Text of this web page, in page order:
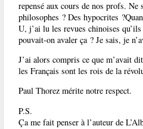
repensé aux cours de nos profs. Ne
philosophes ? Des hypocrites
U, j’ai lu les revues chinoises
pouvait-on avaler ça ? Je sais, je
J’ai alors compris ce que m’avait
les Français sont les rois de la
Paul Thorez mérite notre respect.
P.S.
Ça me fait penser à l’auteur de